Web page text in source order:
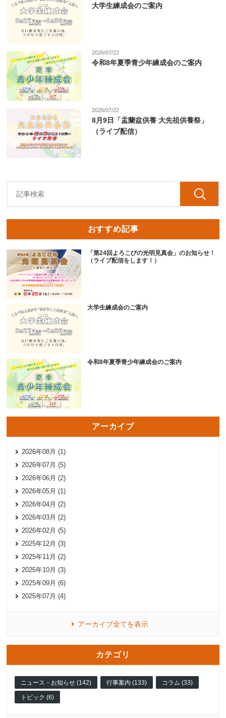
大学生練成会のご案内
2026/07/22
令和8年夏季青少年練成会のご案内
2026/07/22
8月9日「盂蘭盆供養 大先祖供養祭」
（ライブ配信）
おすすめ記事
「第24回よろこびの光明見真会」のお知らせ！
（ライブ配信をします！）
大学生練成会のご案内
令和8年夏季青少年練成会のご案内
アーカイブ
2026年08月 (1)
2026年07月 (5)
2026年06月 (2)
2026年05月 (1)
2026年04月 (2)
2026年03月 (2)
2026年02月 (5)
2025年12月 (3)
2025年11月 (2)
2025年10月 (3)
2025年09月 (6)
2025年07月 (4)
アーカイブ全てを表示
カテゴリ
ニュース・お知らせ (142) 行事案内 (133) コラム (33)
トピック (6)